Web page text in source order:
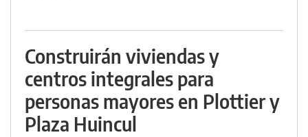
Construirán viviendas y
centros integrales para
personas mayores en Plottier y
Plaza Huincul